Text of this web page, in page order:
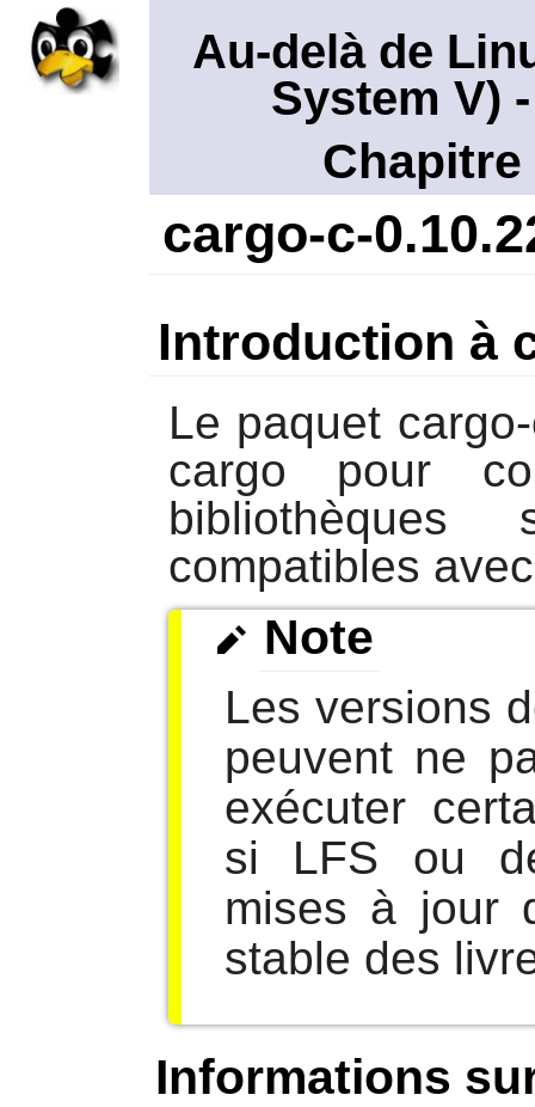
Au-delà de
System V)
cargo-c-
Introduction à
Le paquet
cargo pour
bibliothèques
compatibles
Note
Les versions
peuvent ne
exécuter
si LFS ou
mises à jour
stable des
Informations